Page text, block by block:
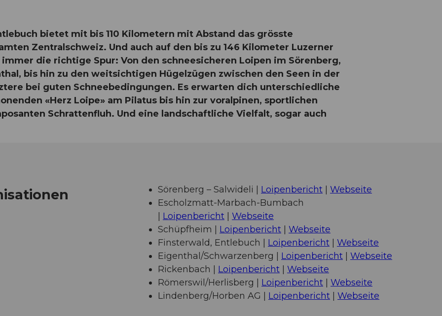
bietet mit bis 110 Kilometern mit Abstand das grösste
Zentralschweiz. Und auch auf den bis zu 146 Kilometer Luzerner
die richtige Spur: Von den schneesicheren Loipen im Sörenberg,
bis hin zu den weitsichtigen Hügelzügen zwischen den Seen in der
bei guten Schneebedingungen. Es erwarten dich unterschiedliche
«Herz Loipe» am Pilatus bis hin zur voralpinen, sportlichen
Schrattenfluh. Und eine landschaftliche Vielfalt, sogar auch
Sörenberg – Salwideli | Loipenbericht
Webseite
Escholzmatt-Marbach-Bumbach
Loipenbericht
Webseite
Schüpfheim | Loipenbericht
Webseite
Finsterwald, Entlebuch | Loipenbericht
Webseite
Eigenthal/Schwarzenberg | Loipenbericht
Webseite
Rickenbach | Loipenbericht
Webseite
Römerswil/Herlisberg | Loipenbericht
Webseite
Lindenberg/Horben AG | Loipenbericht Webseite